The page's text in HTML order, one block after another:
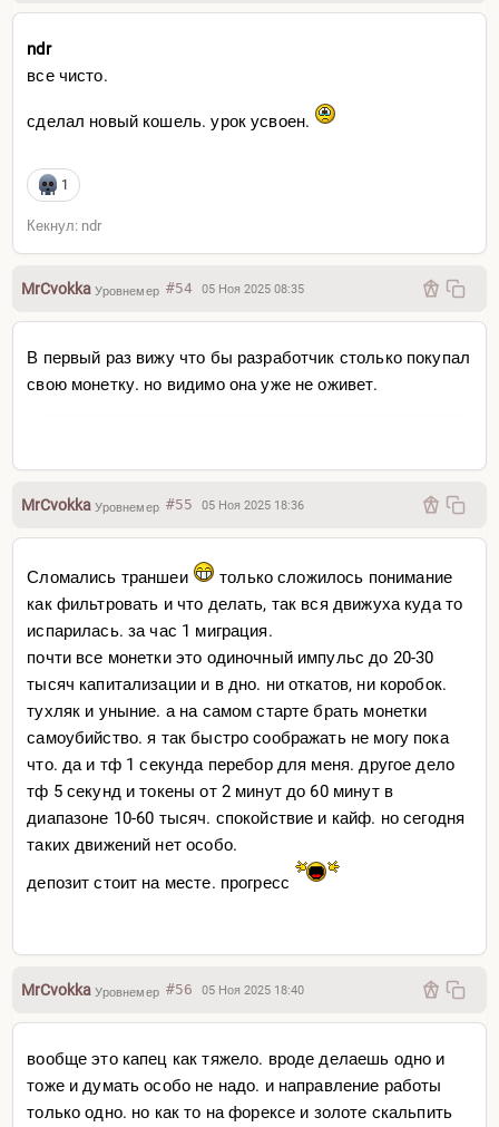
ndr
все чисто.
сделал новый кошель. урок усвоен.
1
Кекнул: ndr
MrCvokkaУровнемер #54 05 Ноя 2025 08:35
В первый раз вижу что бы разработчик столько покупал
свою монетку. но видимо она уже не оживет.
MrCvokkaУровнемер #55 05 Ноя 2025 18:36
Сломались траншеи
только сложилось понимание
как фильтровать и что делать, так вся движуха куда то
испарилась. за час 1 миграция.
почти все монетки это одиночный импульс до 20-30
тысяч капитализации и в дно. ни откатов, ни коробок.
тухляк и уныние. а на самом старте брать монетки
самоубийство. я так быстро соображать не могу пока
что. да и тф 1 секунда перебор для меня. другое дело
тф 5 секунд и токены от 2 минут до 60 минут в
диапазоне 10-60 тысяч. спокойствие и кайф. но сегодня
таких движений нет особо.
депозит стоит на месте. прогресс
MrCvokkaУровнемер #56 05 Ноя 2025 18:40
вообще это капец как тяжело. вроде делаешь одно и
тоже и думать особо не надо. и направление работы
только одно. но как то на форексе и золоте скальпить